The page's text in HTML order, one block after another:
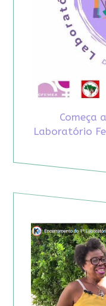
Começa
Laboratório